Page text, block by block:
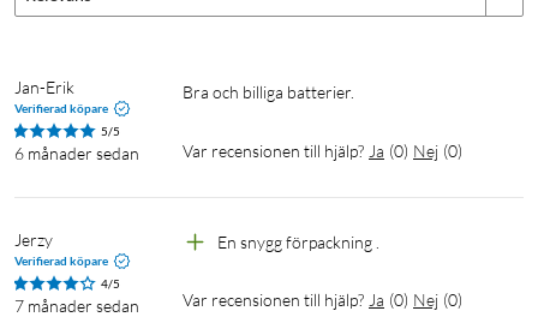
Jan-Erik
Verifierad köpare
5/5
6 månader sedan
Bra och billiga batterier.
Var recensionen till hjälp? Ja (0) Nej (0)
Jerzy
Verifierad köpare
4/5
7 månader sedan
En snygg förpackning .
Var recensionen till hjälp? Ja (0) Nej (0)